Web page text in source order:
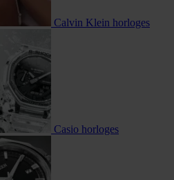
Calvin Klein horloges
Casio horloges